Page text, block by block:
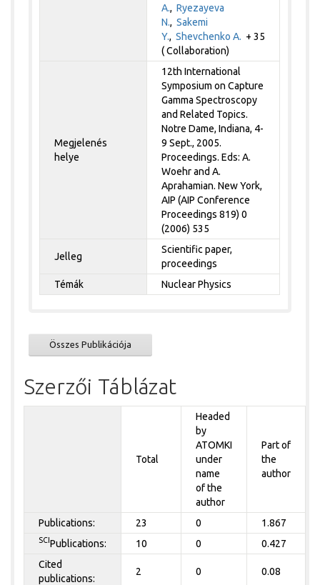
A.,Ryezayeva
N.,Sakemi
Y.,Shevchenko A. + 35
( Collaboration)
Megjelenés
helye
12th International
Symposium on Capture
Gamma Spectroscopy
and Related Topics.
Notre Dame, Indiana, 4-
9 Sept., 2005.
Proceedings. Eds: A.
Woehr and A.
Aprahamian. New York,
AIP (AIP Conference
Proceedings 819) 0
(2006) 535
Jelleg
Scientific paper,
proceedings
Témák
Nuclear Physics
Összes Publikációja
Szerzői Táblázat
Total
Headed
by
ATOMKI
under
name
of the
author
Part of
the
author
Publications: 23 0 1.867
SCI Publications: 10 0 0.427
Cited
publications:
2 0 0.08